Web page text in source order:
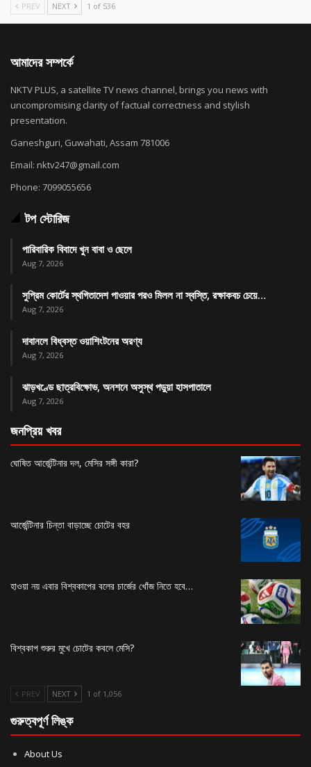
PREV NEXT 1 of 536
আমাদের সম্পর্কে
NKTV PLUS, a satellite TV news channel, brings you news with
uncompromising clarity of factual correctness and stylish
presentation.
Ganeshguri, Guwahati, Assam 781006
Email: nktv247@gmail.com
Phone: 7099055656
টপ স্টোরিজ
পারিবারিক বিবাদে খুন বাবা ও ছেলে
Aug 7, 2026
সুপ্রিম কোর্টের স্থগিতাদেশ পাওয়ার পর‌ও মিলল না স্বস্তি, রক্ষাকবচ চেয়ে…
Aug 7, 2026
দাবানলে বিধ্বস্ত ওয়াশিংটনের অরণ্য
Aug 7, 2026
ঝাড়খণ্ডে ছাত্রবিক্ষোভ, অনশনে অসুস্থ পড়ুয়া হাসপাতালে
Aug 7, 2026
জনপ্রিয় খবর
ঘোষিত আর্জেন্টিনার দল, মেসির সঙ্গী কারা?
আর্জেন্টিনার চিন্তা বাড়াচ্ছে চোটের বহর
হাওয়া নয় এবার বিশ্বকাপের বলের চার্জের খোঁজ নিতে হবে…
বিশ্বকাপ শুরুর মুখে চোটের কবলে মেসি?
PREV NEXT 1 of 1,056
গুরুত্বপূর্ণ লিঙ্ক
About Us